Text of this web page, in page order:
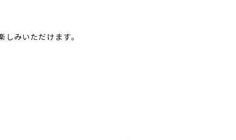
みいただけます。